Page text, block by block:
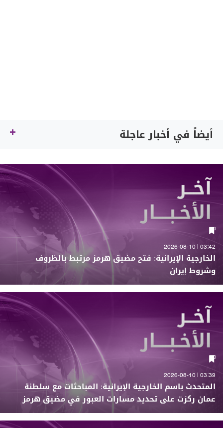
أيضاً في أخبار عاجلة
03:42 | 2026-08-10
الخارجية الإيرانية: فتح مضيق هرمز مرتبط بالظروف
وشروط إيران
03:39 | 2026-08-10
المتحدث باسم الخارجية الإيرانية: المباحثات مع سلطنة
عمان ركزت على تحديد مسارات العبور في مضيق هرمز